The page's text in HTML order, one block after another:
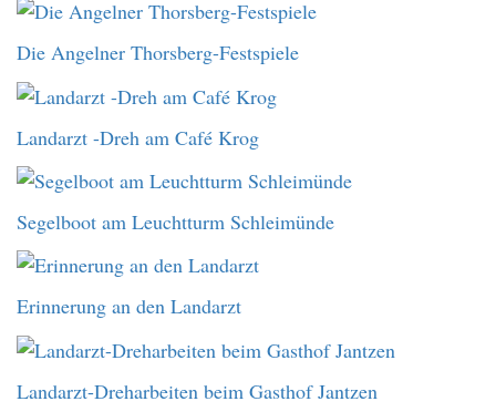
Die Angelner Thorsberg-Festspiele
Landarzt -Dreh am Café Krog
Segelboot am Leuchtturm Schleimünde
Erinnerung an den Landarzt
Landarzt-Dreharbeiten beim Gasthof Jantzen